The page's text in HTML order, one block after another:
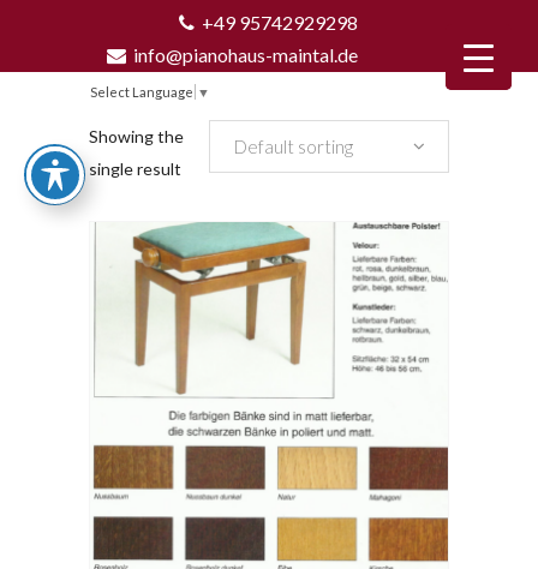
+49 95742929298
info@pianohaus-maintal.de
Select Language ▼
Showing the
single result
Default sorting